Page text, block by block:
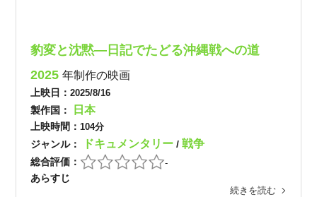
豹変と沈黙―日記でたどる沖縄戦への道
2025年制作の映画
上映日：2025/8/16
製作国： 日本
上映時間：104分
ジャンル： ドキュメンタリー/戦争
総合評価： -
あらすじ
続きを読む